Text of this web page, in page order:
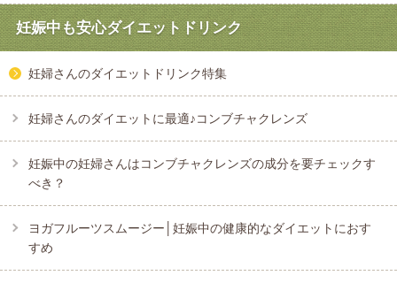
妊娠中も安心ダイエットドリンク
妊婦さんのダイエットドリンク特集
妊婦さんのダイエットに最適♪コンブチャクレンズ
妊娠中の妊婦さんはコンブチャクレンズの成分を要チェックす
べき？
ヨガフルーツスムージー│妊娠中の健康的なダイエットにおす
すめ